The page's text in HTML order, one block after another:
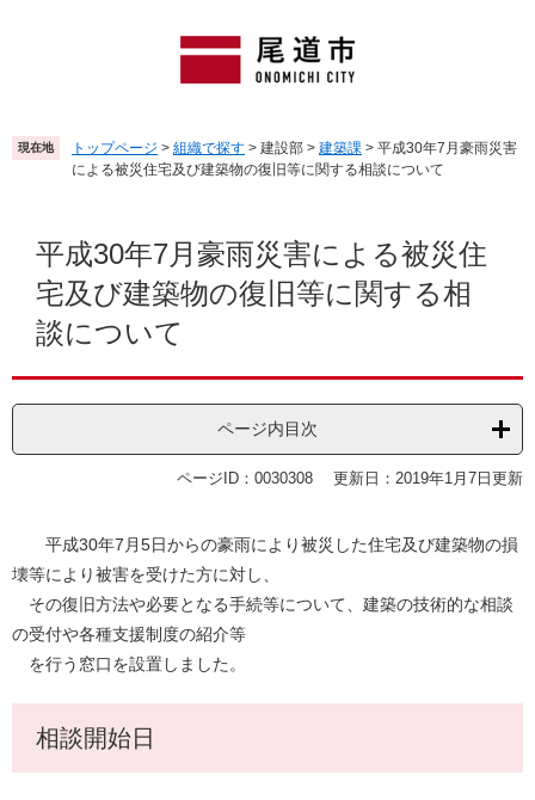
頭
で
飛
ば
現在地 トップページ > 組織で探す > 建設部 > 建築課 > 平成30年7月豪雨災害
による被災住宅及び建築物の復旧等に関する相談について
平成30年7月豪雨災害による被災住
宅及び建築物の復旧等に関する相
談について
ページ内目次
ページID：0030308 更新日：2019年1月7日更新
平成30年7月5日からの豪雨により被災した住宅及び建築物の損
壊等により被害を受けた方に対し、
その復旧方法や必要となる手続等について、建築の技術的な相談
の受付や各種支援制度の紹介等
を行う窓口を設置しました。
相談開始日